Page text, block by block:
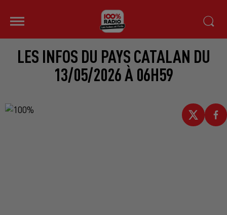
LES INFOS DU PAYS CATALAN DU
13/05/2026 À 06H59